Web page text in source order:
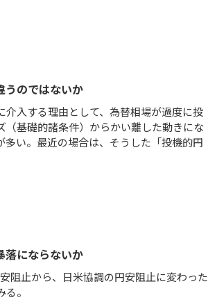
うのではないか
介入する理由として、為替相場が過度に投
（基礎的諸条件）からかい離した動きにな
多い。最近の場合は、そうした「投機的円
落にならないか
阻止から、日米協調の円安阻止に変わった
。